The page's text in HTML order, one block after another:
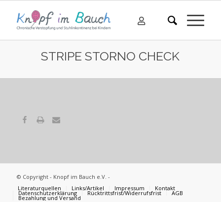
STRIPE STORNO CHECK
© Copyright - Knopf im Bauch e.V. -
Literaturquellen
Links/Artikel Impressum Kontakt
Datenschutzerklärung Rücktrittsfrist/Widerrufsfrist AGB
Bezahlung und Versand